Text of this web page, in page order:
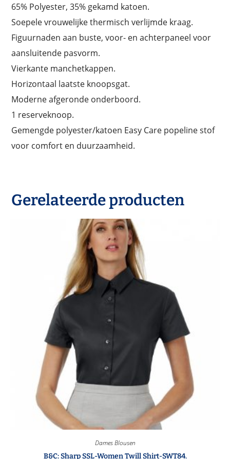
65% Polyester, 35% gekamd katoen.
Soepele vrouwelijke thermisch verlijmde kraag.
Figuurnaden aan buste, voor- en achterpaneel voor
aansluitende pasvorm.
Vierkante manchetkappen.
Horizontaal laatste knoopsgat.
Moderne afgeronde onderboord.
1 reserveknoop.
Gemengde polyester/katoen Easy Care popeline stof
voor comfort en duurzaamheid.
Gerelateerde producten
Dames Blousen
B&C: Sharp SSL-Women Twill Shirt-SWT84.